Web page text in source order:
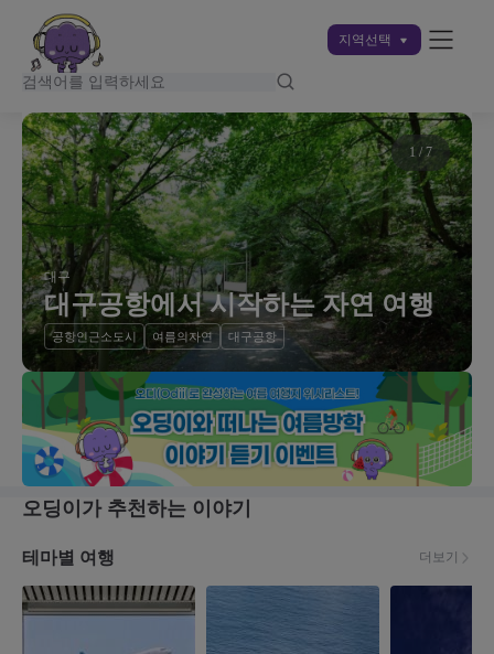
지역선택
대구
대구공항에서 시작하는 자연 여행
공항인근소도시 여름의자연 대구공항
1 / 7
오딩이가 추천하는 이야기
테마별 여행 더보기